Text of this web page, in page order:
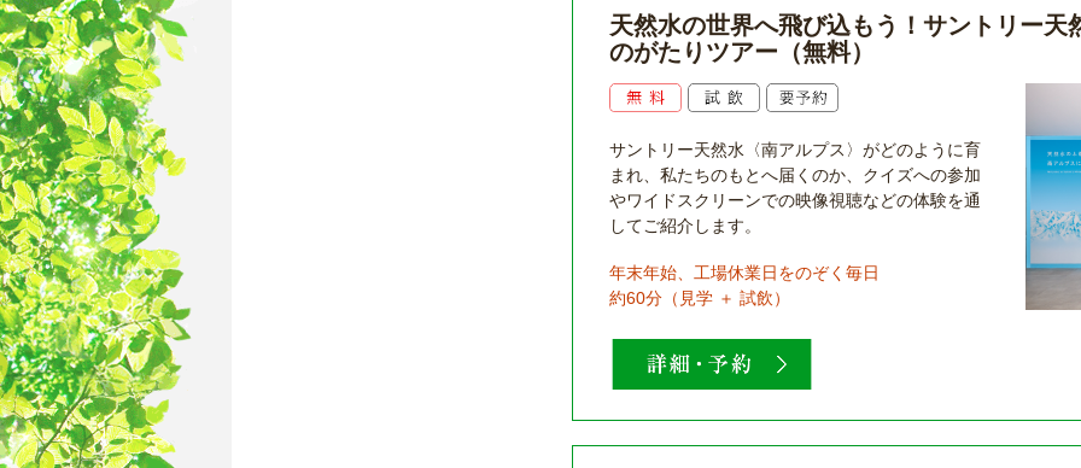
天然水の世界へ飛び込もう！サントリー天
のがたりツアー（無料）
サントリー天然水〈南アルプス〉がどのように育
まれ、私たちのもとへ届くのか、クイズへの参加
やワイドスクリーンでの映像視聴などの体験を通
してご紹介します。
年末年始、工場休業日をのぞく毎日
約60分（見学 ＋ 試飲）